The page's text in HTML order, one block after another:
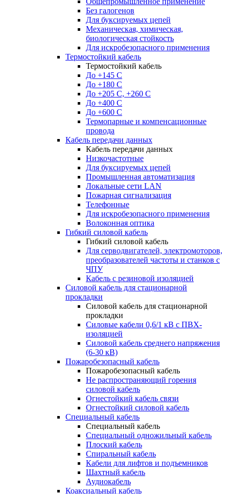
Без галогенов
Для буксируемых цепей
Механическая, химическая,
биологическая стойкость
Для искробезопасного применения
Термостойкий кабель
Термостойкий кабель
До +145 С
До +180 C
До +205 С, +260 С
До +400 C
До +600 С
Термопарные и компенсационные
провода
Кабель передачи данных
Кабель передачи данных
Низкочастотные
Для буксируемых цепей
Промышленная автоматизация
Локальные сети LAN
Пожарная сигнализация
Телефонные
Для искробезопасного применения
Волоконная оптика
Гибкий силовой кабель
Гибкий силовой кабель
Для серводвигателей, электромоторов,
преобразователей частоты и станков с
ЧПУ
Кабель с резиновой изоляцией
Силовой кабель для стационарной
прокладки
Силовой кабель для стационарной
прокладки
Силовые кабели 0,6/1 кВ с ПВХ-
изоляцией
Силовой кабель среднего напряжения
(6-30 кВ)
Пожаробезопасный кабель
Пожаробезопасный кабель
Не распространяющий горения
силовой кабель
Огнестойкий кабель связи
Огнестойкий силовой кабель
Специальный кабель
Специальный кабель
Специальный одножильный кабель
Плоский кабель
Спиральный кабель
Кабели для лифтов и подъемников
Шахтный кабель
Аудиокабель
Коаксиальный кабель